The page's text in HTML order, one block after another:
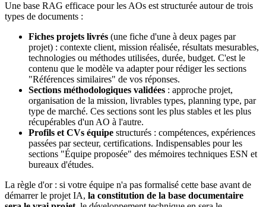
Une base RAG efficace pour les AOs est structurée autour de trois
types de documents :
Fiches projets livrés (une fiche d'une à deux pages par
projet) : contexte client, mission réalisée, résultats mesurables,
technologies ou méthodes utilisées, durée, budget. C'est le
contenu que le modèle va adapter pour rédiger les sections
"Références similaires" de vos réponses.
Sections méthodologiques validées : approche projet,
organisation de la mission, livrables types, planning type, par
type de marché. Ces sections sont les plus stables et les plus
récupérables d'un AO à l'autre.
Profils et CVs équipe structurés : compétences, expériences
passées par secteur, certifications. Indispensables pour les
sections "Équipe proposée" des mémoires techniques ESN et
bureaux d'études.
La règle d'or : si votre équipe n'a pas formalisé cette base avant de
démarrer le projet IA, la constitution de la base documentaire